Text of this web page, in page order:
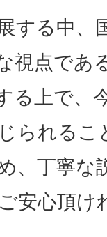
する中、
視点であ
る上で、
られるこ
、丁寧な
安心頂け